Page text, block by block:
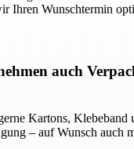
Ihren Wunschtermin
auch
Kartons, Klebeband
– auf Wunsch auch